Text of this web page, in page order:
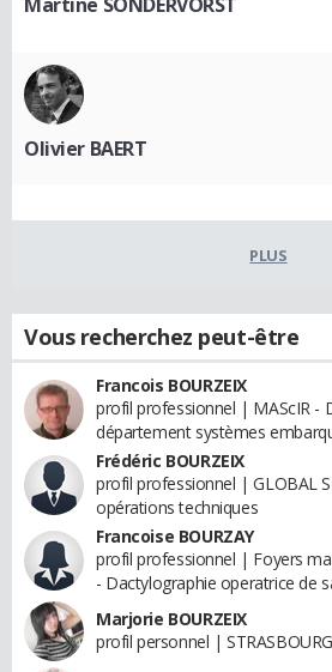
Olivier BAERT
PLUS
Vous recherchez peut-être
Francois BOURZEIX
profil professionnel | MAScIR -
département systèmes
Frédéric BOURZEIX
profil professionnel | GLOBAL
opérations techniques
Francoise BOURZAY
profil professionnel | Foyers
- Dactylographie operatrice de
Marjorie BOURZEIX
profil personnel | STRASBOURG